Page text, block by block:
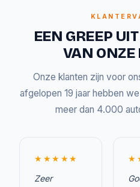
EEN GREEP
VAN
Onze klanten zijn voor
afgelopen 19 jaar hebben
meer dan 4.000
★★★★★
Zeer